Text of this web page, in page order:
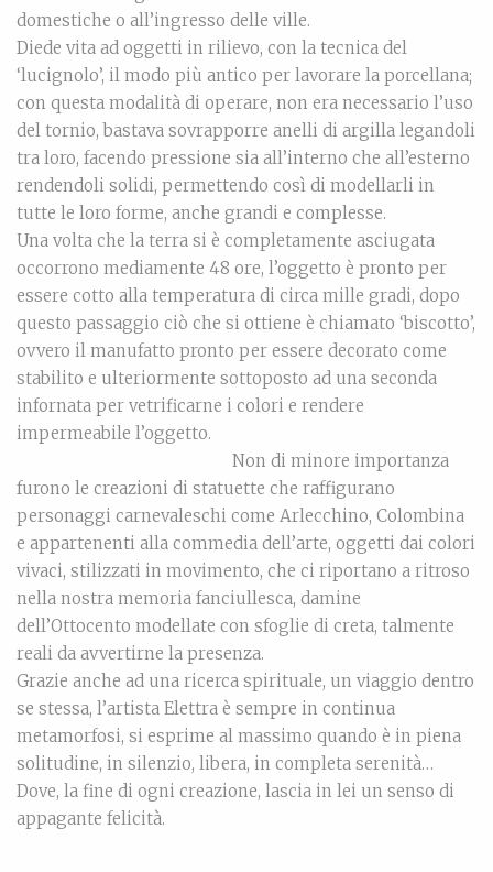
domestiche o all’ingresso delle ville.
Diede vita ad oggetti in rilievo, con la tecnica del
‘lucignolo’, il modo più antico per lavorare la porcellana;
con questa modalità di operare, non era necessario l’uso
del tornio, bastava sovrapporre anelli di argilla legandoli
tra loro, facendo pressione sia all’interno che all’esterno
rendendoli solidi, permettendo così di modellarli in
tutte le loro forme, anche grandi e complesse.
Una volta che la terra si è completamente asciugata
occorrono mediamente 48 ore, l’oggetto è pronto per
essere cotto alla temperatura di circa mille gradi, dopo
questo passaggio ciò che si ottiene è chiamato ‘biscotto’,
ovvero il manufatto pronto per essere decorato come
stabilito e ulteriormente sottoposto ad una seconda
infornata per vetrificarne i colori e rendere
impermeabile l’oggetto.
Non di minore importanza
furono le creazioni di statuette che raffigurano
personaggi carnevaleschi come Arlecchino, Colombina
e appartenenti alla commedia dell’arte, oggetti dai colori
vivaci, stilizzati in movimento, che ci riportano a ritroso
nella nostra memoria fanciullesca, damine
dell’Ottocento modellate con sfoglie di creta, talmente
reali da avvertirne la presenza.
Grazie anche ad una ricerca spirituale, un viaggio dentro
se stessa, l’artista Elettra è sempre in continua
metamorfosi, si esprime al massimo quando è in piena
solitudine, in silenzio, libera, in completa serenità…
Dove, la fine di ogni creazione, lascia in lei un senso di
appagante felicità.